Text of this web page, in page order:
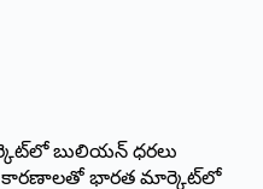
బులియన్ ధరలు
కారణాలతో భారత మార్కెట్‌లో